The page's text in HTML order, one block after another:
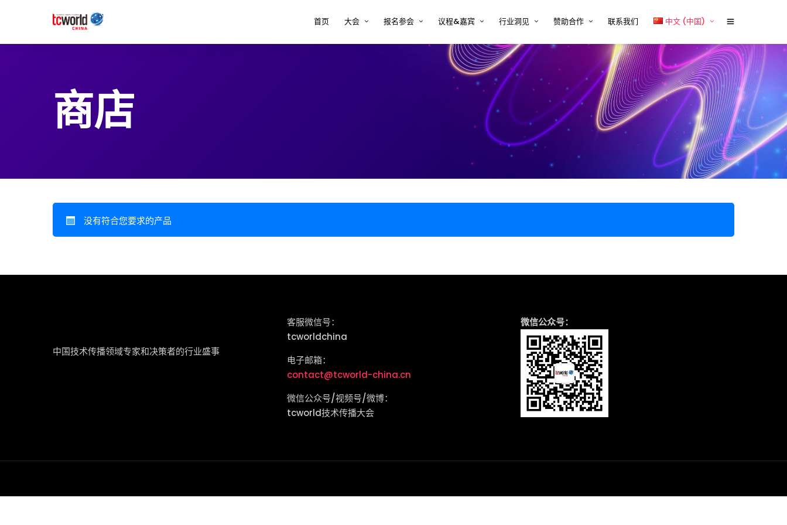
首页 大会 报名参会
注册 tcworld 大会
议程&嘉宾
大会议程
大会嘉宾
2026年嘉宾时间表
行业洞见
半导体行业的技术内容挑战与解决
方案
复杂设备行业的技术内容挑战与解
决方案
新能源、储能与电力电子行业的技
术内容挑战与解决方案
医疗器械行业的技术内容挑战与解
决方案
汽车行业的技术内容挑战与解决方
解决方案
赞助合作
赞助商2026
tcworld 2026 中国大会赞助通道
正式开启
赞助招募
赞助商时间表
Exhibitor and/or Sponsorship
联系我们 中文 (中国)
中文 (中国)
商店
没有符合您要求的产品
中国技术传播领域专家和决策者的行业盛事
客服微信号：
tcworldchina
电子邮箱：
contact@tcworld-china.cn
微信公众号/视频号/微博：
tcworld技术传播大会
微信公众号：